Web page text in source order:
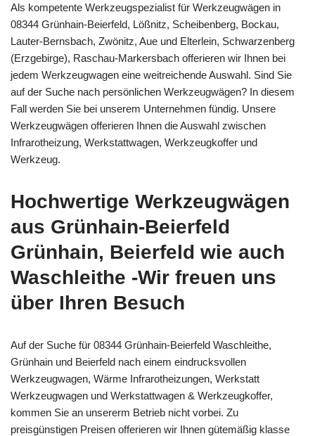
Als kompetente Werkzeugspezialist für Werkzeugwägen in
08344 Grünhain-Beierfeld, Lößnitz, Scheibenberg, Bockau,
Lauter-Bernsbach, Zwönitz, Aue und Elterlein, Schwarzenberg
(Erzgebirge), Raschau-Markersbach offerieren wir Ihnen bei
jedem Werkzeugwagen eine weitreichende Auswahl. Sind Sie
auf der Suche nach persönlichen Werkzeugwägen? In diesem
Fall werden Sie bei unserem Unternehmen fündig. Unsere
Werkzeugwägen offerieren Ihnen die Auswahl zwischen
Infrarotheizung, Werkstattwagen, Werkzeugkoffer und
Werkzeug.
Hochwertige Werkzeugwägen
aus Grünhain-Beierfeld
Grünhain, Beierfeld wie auch
Waschleithe -Wir freuen uns
über Ihren Besuch
Auf der Suche für 08344 Grünhain-Beierfeld Waschleithe,
Grünhain und Beierfeld nach einem eindrucksvollen
Werkzeugwagen, Wärme Infrarotheizungen, Werkstatt
Werkzeugwagen und Werkstattwagen & Werkzeugkoffer,
kommen Sie an unsererm Betrieb nicht vorbei. Zu
preisgünstigen Preisen offerieren wir Ihnen gütemäßig klasse